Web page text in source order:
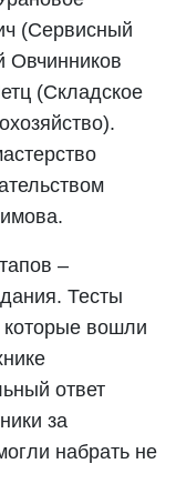
(Сервисный
Овчинников
(Складское
–
Тесты
вошли
ответ
за
набрать не